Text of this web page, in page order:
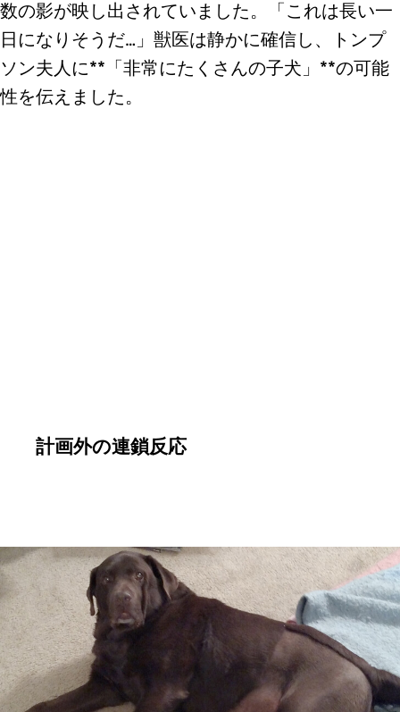
数の影が映し出されていました。「これは長い一
日になりそうだ…」獣医は静かに確信し、トンプ
ソン夫人に**「非常にたくさんの子犬」**の可能
性を伝えました。
計画外の連鎖反応